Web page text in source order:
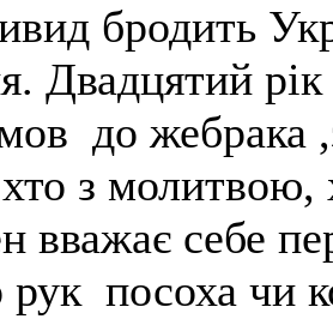
бродить
Двадцятий
до жебрака
з молитвою,
вважає себе
посоха чи